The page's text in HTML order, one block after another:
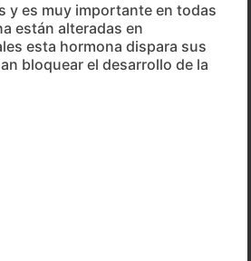
y es muy importante en todas
están alteradas en
esta hormona dispara sus
bloquear el desarrollo de la